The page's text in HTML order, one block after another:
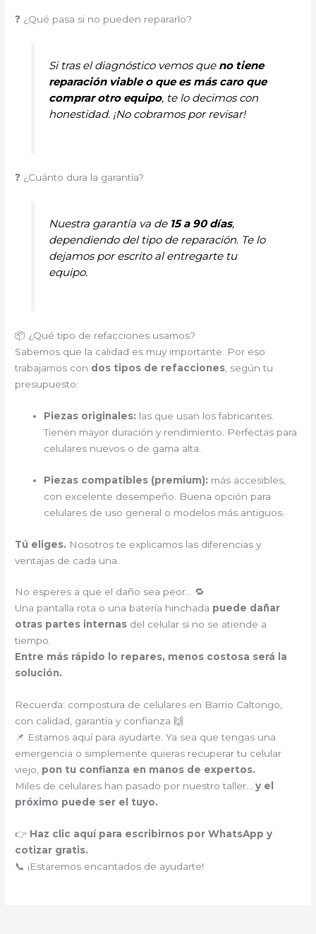
❓ ¿Qué pasa si no pueden repararlo?
Si tras el diagnóstico vemos que no tiene
reparación viable o que es más caro que
comprar otro equipo, te lo decimos con
honestidad. ¡No cobramos por revisar!
❓ ¿Cuánto dura la garantía?
Nuestra garantía va de 15 a 90 días,
dependiendo del tipo de reparación. Te lo
dejamos por escrito al entregarte tu
equipo.
📦 ¿Qué tipo de refacciones usamos?
Sabemos que la calidad es muy importante. Por eso
trabajamos con dos tipos de refacciones , según tu
presupuesto:
Piezas originales: las que usan los fabricantes.
Tienen mayor duración y rendimiento. Perfectas para
celulares nuevos o de gama alta.
Piezas compatibles (premium): más accesibles,
con excelente desempeño. Buena opción para
celulares de uso general o modelos más antiguos.
Tú eliges. Nosotros te explicamos las diferencias y
ventajas de cada una.
No esperes a que el daño sea peor… 🔁
Una pantalla rota o una batería hinchada puede dañar
otras partes internas del celular si no se atiende a
tiempo.
Entre más rápido lo repares, menos costosa será la
solución.
Recuerda: compostura de celulares en Barrio Caltongo,
con calidad, garantía y confianza 🙌
📌 Estamos aquí para ayudarte. Ya sea que tengas una
emergencia o simplemente quieras recuperar tu celular
viejo, pon tu confianza en manos de expertos.
Miles de celulares han pasado por nuestro taller…y el
próximo puede ser el tuyo.
👉 Haz clic aquí para escribirnos por WhatsApp y
cotizar gratis.
📞 ¡Estaremos encantados de ayudarte!